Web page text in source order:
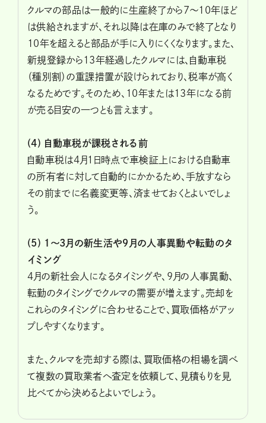
クルマの部品は一般的に生産終了から7～10年ほど
は供給されますが、それ以降は在庫のみで終了となり
10年を超えると部品が手に入りにくくなります。また、
新規登録から13年経過したクルマには、自動車税
（種別割）の重課措置が設けられており、税率が高く
なるためです。そのため、10年または13年になる前
が売る目安の一つとも言えます。
(4) 自動車税が課税される前
自動車税は4月１日時点で車検証上における自動車
の所有者に対して自動的にかかるため、手放すなら
その前までに名義変更等、済ませておくとよいでしょ
う。
(5) １～3月の新生活や９月の人事異動や転勤のタ
イミング
4月の新社会人になるタイミングや、9月の人事異動、
転勤のタイミングでクルマの需要が増えます。売却を
これらのタイミングに合わせることで、買取価格がアッ
プしやすくなります。
また、クルマを売却する際は、買取価格の相場を調べ
て複数の買取業者へ査定を依頼して、見積もりを見
比べてから決めるとよいでしょう。